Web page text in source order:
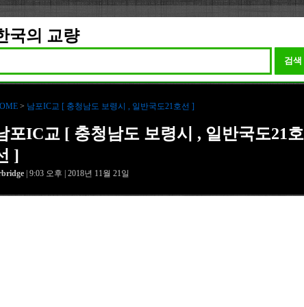
국의 교량
검색
> 남포IC교 [ 충청남도 보령시 , 일반국도21호선 ]
포IC교 [ 충청남도 보령시 , 일반국도21호
]
| 9:03 오후 | 2018년 11월 21일